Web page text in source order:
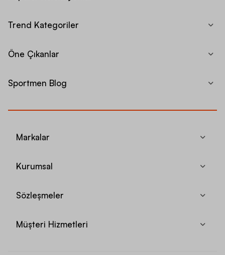
Trend Kategoriler
Öne Çıkanlar
Sportmen Blog
Markalar
Kurumsal
Sözleşmeler
Müşteri Hizmetleri